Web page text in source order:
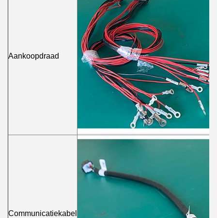
Aankoopdraad
Communicatiekabel